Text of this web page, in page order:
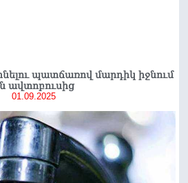
պատճառով մարդիկ իջնում
ավտոբուսից
01.09.2025